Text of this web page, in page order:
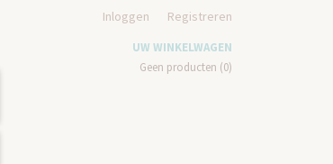
Inloggen Registreren
UW WINKELWAGEN
Geen producten (0)